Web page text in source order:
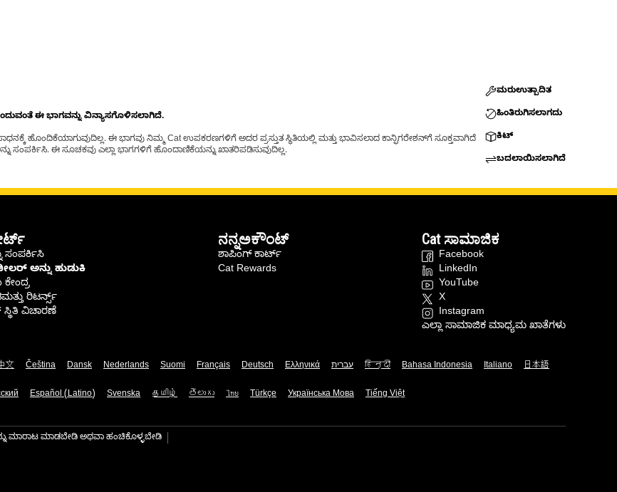
ಈ ಭಾಗವನ್ನು ವಿನ್ಯಾಸಗೊಳಿಸಲಾಗಿದೆ.
ಹೊಂದಿಕೆಯಾಗುವುದಿಲ್ಲ. ಈ ಭಾಗವು ನಿಮ್ಮ Cat ಉಪಕರಣಗಳಿಗೆ ಅದರ ಪ್ರಸ್ತುತ ಸ್ಥಿತಿಯಲ್ಲಿ ಮತ್ತು ಭಾವಿಸಲಾದ ಕಾನ್ಫಿಗರೇಶನ್‌ಗೆ ಸೂಕ್ತವಾಗಿದೆ
ಸಂಪರ್ಕಿಸಿ. ಈ ಸೂಚಕವು ಎಲ್ಲಾ ಭಾಗಗಳಿಗೆ ಹೊಂದಾಣಿಕೆಯನ್ನು ಖಾತರಿಪಡಿಸುವುದಿಲ್ಲ.
ಮರುಉತ್ಪಾದಿತ
ಹಿಂತಿರುಗಿಸಲಾಗದು
ಕಿಟ್
ಬದಲಾಯಿಸಲಾಗಿದೆ
ಸಂಪರ್ಕಿಸಿ
ಅನ್ನು ಹುಡುಕಿ
ರಿಟರ್ನ್ಸ್
ವಿಚಾರಣೆ
ನನ್ನಅಕೌಂಟ್
ಶಾಪಿಂಗ್ ಕಾರ್ಟ್
Cat Rewards
Cat ಸಾಮಾಜಿಕ
Facebook
LinkedIn
YouTube
X
Instagram
ಎಲ್ಲಾ ಸಾಮಾಜಿಕ ಮಾಧ್ಯಮ ಖಾತೆಗಳು
文 Čeština Dansk Nederlands Suomi Français Deutsch Ελληνικά עברית हिन्दी Bahasa Indonesia Italiano 日本語
Español (Latino) Svenska தமிழ் తెలుగు ไทย Türkçe Українська Мова Tiếng Việt
ಮಾರಾಟ ಮಾಡಬೇಡಿ ಅಥವಾ ಹಂಚಿಕೊಳ್ಳಬೇಡಿ